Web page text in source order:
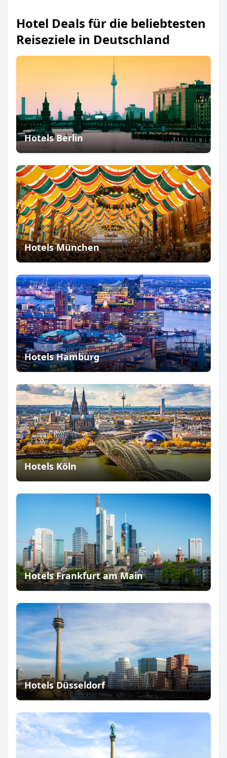
Hotel Deals für die beliebtesten
Reiseziele in Deutschland
Hotels Berlin
Hotels München
Hotels Hamburg
Hotels Köln
Hotels Frankfurt am Main
Hotels Düsseldorf